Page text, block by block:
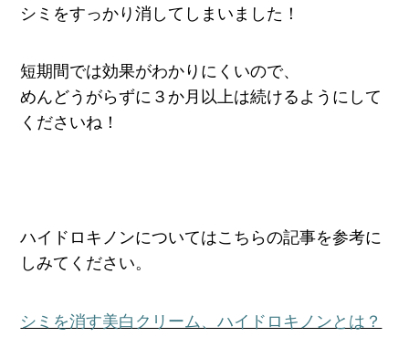
シミをすっかり消してしまいました！
短期間では効果がわかりにくいので、
めんどうがらずに３か月以上は続けるようにして
くださいね！
ハイドロキノンについてはこちらの記事を参考に
しみてください。
シミを消す美白クリーム、ハイドロキノンとは？